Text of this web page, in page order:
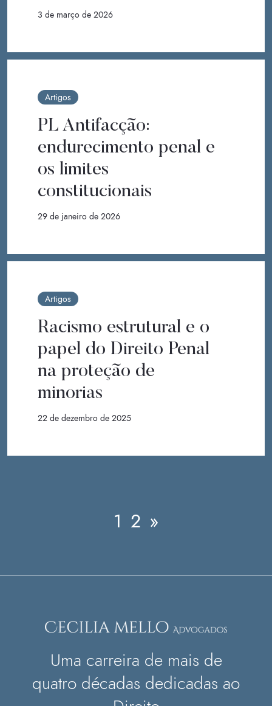
3 de março de 2026
Artigos
PL Antifacção:
endurecimento penal e
os limites
constitucionais
29 de janeiro de 2026
Artigos
Racismo estrutural e o
papel do Direito Penal
na proteção de
minorias
22 de dezembro de 2025
1 2 »
Uma carreira de mais de
quatro décadas dedicadas ao